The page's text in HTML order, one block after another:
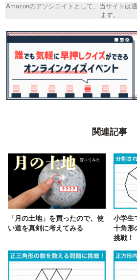
Amazonのアソシエイトとして、当サイトは
ます。
関連記事
「月の土地」を買ったので、使
い道を真剣に考えてみる
小学生
十角形
挑戦！